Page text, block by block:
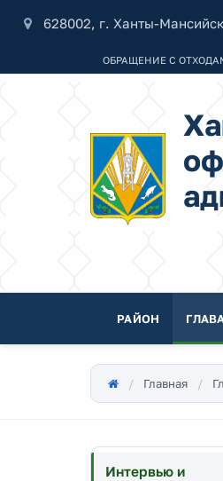
628002, г. Ханты-
ОБРАЩЕНИЕ С
РАЙОН
Главная
Интервью и